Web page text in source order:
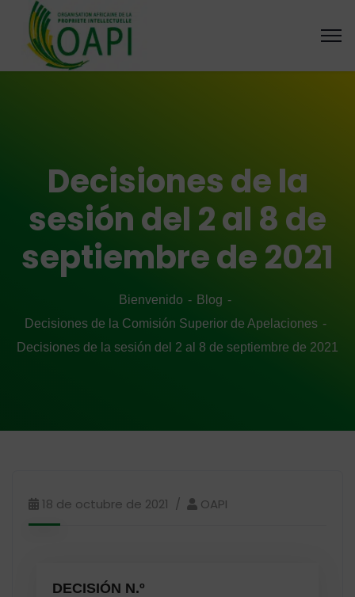
Decisiones de la
sesión del 2 al 8 de
septiembre de 2021
Bienvenido
Blog
Decisiones de la Comisión Superior de Apelaciones
Decisiones de la sesión del 2 al 8 de septiembre de 2021
18 de octubre de 2021 OAPI
DECISIÓN N.º